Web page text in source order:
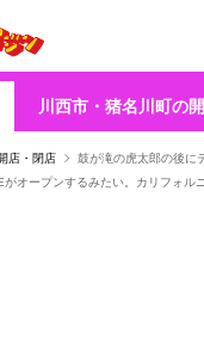
川西市・猪名川町の
店・閉店
鼓が滝の虎太郎の後に
オープンするみたい。カリフォル